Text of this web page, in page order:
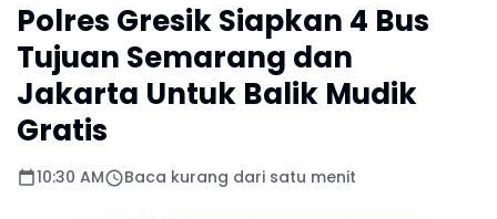
Polres Gresik Siapkan 4 Bus
Tujuan Semarang dan
Jakarta Untuk Balik Mudik
Gratis
10:30 AM Baca kurang dari satu menit